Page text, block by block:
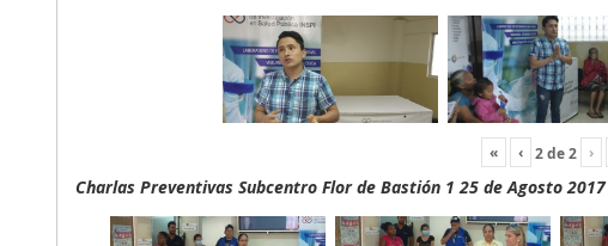
« ‹ 2de2 ›
Charlas Preventivas Subcentro Flor de Bastión 1 25 de Agosto 2017